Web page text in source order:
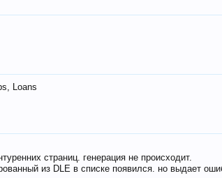
Loans
страниц. генерация не происходит.
из DLE в списке появился. но выдает